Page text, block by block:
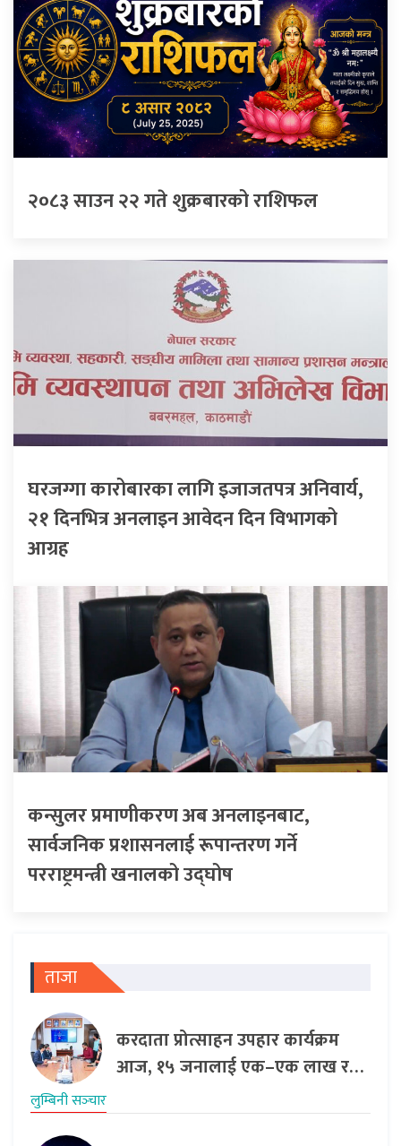
२०८३ साउन २२ गते शुक्रबारको राशिफल
घरजग्गा कारोबारका लागि इजाजतपत्र अनिवार्य,
२१ दिनभित्र अनलाइन आवेदन दिन विभागको
आग्रह
कन्सुलर प्रमाणीकरण अब अनलाइनबाट,
सार्वजनिक प्रशासनलाई रूपान्तरण गर्ने
परराष्ट्रमन्त्री खनालको उद्घोष
ताजा
करदाता प्रोत्साहन उपहार कार्यक्रम
आज, १५ जनालाई एक–एक लाख र…
लुम्बिनी सञ्‍चार